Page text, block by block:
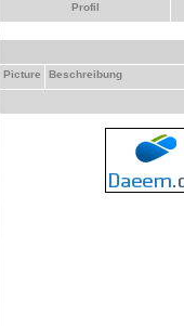
Profil
Picture
Beschreibung